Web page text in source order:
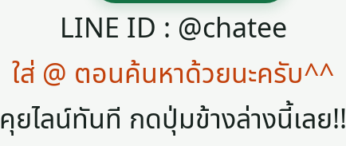
LINE ID : @chatee
ใส่ @ ตอนค้นหาด้วยนะครับ^^
คุยไลน์ทันที กดปุ่มข้างล่างนี้เลย!!